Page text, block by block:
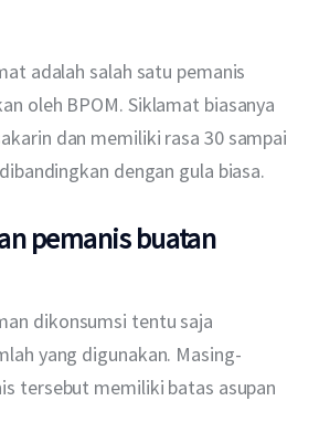
adalah salah satu pemanis
oleh BPOM. Siklamat biasanya
dan memiliki rasa 30 sampai
dengan gula biasa.
pemanis buatan
dikonsumsi tentu saja
yang digunakan. Masing-
tersebut memiliki batas asupan